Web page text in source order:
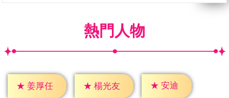
熱門人物
★ 姜厚任 ★ 楊光友 ★ 安迪